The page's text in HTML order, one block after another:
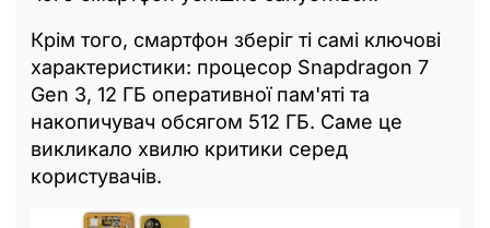
Крім того, смартфон зберіг ті самі ключові
характеристики: процесор Snapdragon 7
Gen 3, 12 ГБ оперативної пам'яті та
накопичувач обсягом 512 ГБ. Саме це
викликало хвилю критики серед
користувачів.